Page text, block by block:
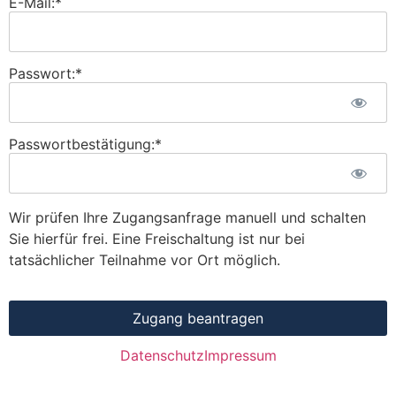
Passwort:*
Passwortbestätigung:*
Wir prüfen Ihre Zugangsanfrage manuell und schalten
Sie hierfür frei. Eine Freischaltung ist nur bei
tatsächlicher Teilnahme vor Ort möglich.
Wert fehlt
DatenschutzImpressum